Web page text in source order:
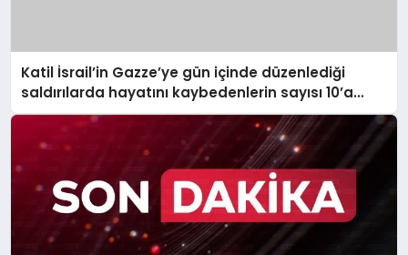
Katil İsrail’in Gazze’ye gün içinde düzenlediği
saldırılarda hayatını kaybedenlerin sayısı 10’a
yükseldi